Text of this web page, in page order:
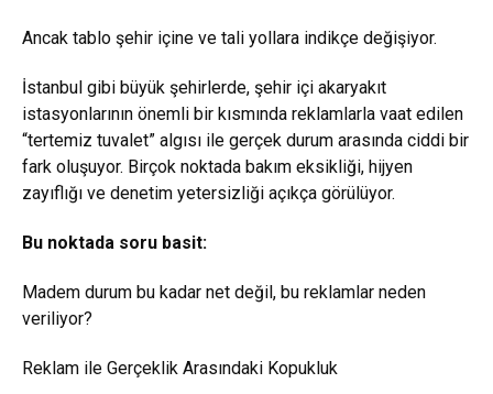
Ancak tablo şehir içine ve tali yollara indikçe değişiyor.
İstanbul gibi büyük şehirlerde, şehir içi akaryakıt
istasyonlarının önemli bir kısmında reklamlarla vaat edilen
“tertemiz tuvalet” algısı ile gerçek durum arasında ciddi bir
fark oluşuyor. Birçok noktada bakım eksikliği, hijyen
zayıflığı ve denetim yetersizliği açıkça görülüyor.
Bu noktada soru basit:
Madem durum bu kadar net değil, bu reklamlar neden
veriliyor?
Reklam ile Gerçeklik Arasındaki Kopukluk